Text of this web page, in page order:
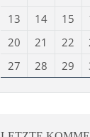
13
14 15
20
21 22
27
28 29